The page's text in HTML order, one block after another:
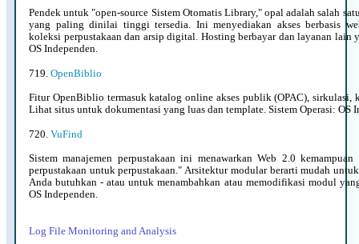
Pendek untuk "open-source Sistem Otomatis Library," opal adalah salah
yang paling dinilai tinggi tersedia. Ini menyediakan akses berbasis
koleksi perpustakaan dan arsip digital. Hosting berbayar dan layanan lain
OS Independen.
719. OpenBiblio
Fitur OpenBiblio termasuk katalog online akses publik (OPAC), sirkulasi,
Lihat situs untuk dokumentasi yang luas dan template. Sistem Operasi: OS
720. VuFind
Sistem manajemen perpustakaan ini menawarkan Web 2.0
perpustakaan untuk perpustakaan." Arsitektur modular berarti mudah
Anda butuhkan - atau untuk menambahkan atau memodifikasi modul
OS Independen.
Log File Monitoring and Analysis